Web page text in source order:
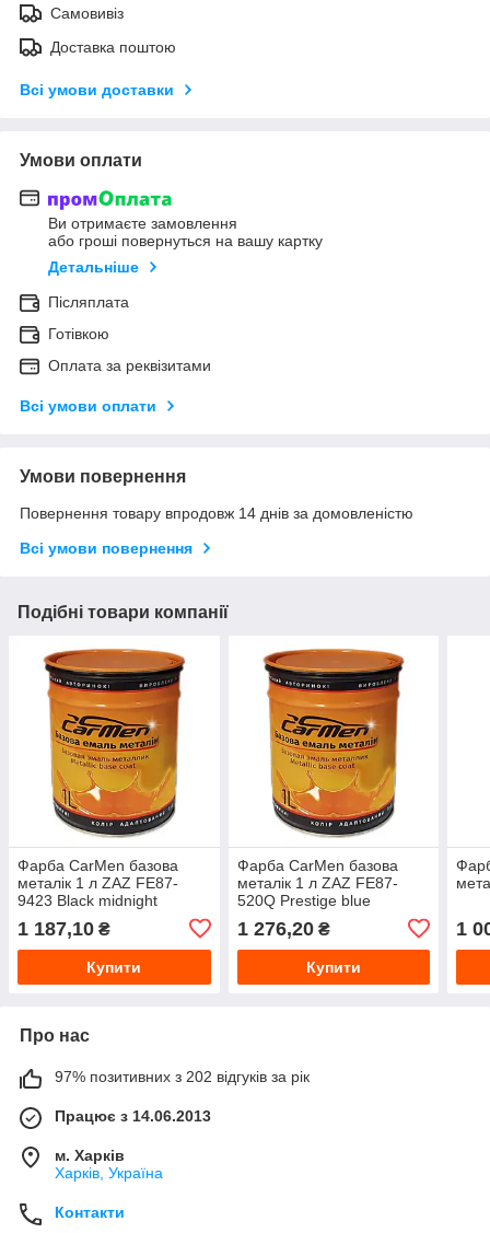
Самовивіз
Доставка поштою
Всі умови доставки
Умови оплати
Ви отримаєте замовлення
або гроші повернуться на вашу картку
Детальніше
Післяплата
Готівкою
Оплата за реквізитами
Всі умови оплати
Умови повернення
Повернення товару впродовж 14 днів за домовленістю
Всі умови повернення
Подібні товари компанії
Фарба CarMen базова
металік 1 л ZAZ FE87-
9423 Black midnight
1 187,10 ₴
Купити
Фарба CarMen базова
металік 1 л ZAZ FE87-
520Q Prestige blue
1 276,20₴
Купити
1
Про нас
97% позитивних з 202 відгуків за рік
Працює з 14.06.2013
м. Харків
Харків, Україна
Контакти